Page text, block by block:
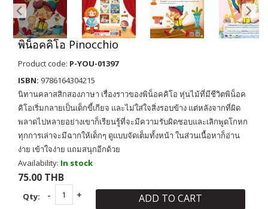
พิน็อคคิโอ Pinocchio
Product code: P-YOU-01397
ISBN: 9786164304215
นิทานคลาสสิกสองภาษา เรื่องราวของพิน็อคคิโอ หุ่นไม้ที่มีชีวิตพิน็อค
คิโอเริ่มกลายเป็นเด็กขี้เกียจ และไม่ใส่ใจสิ่งรอบข้าง แต่หลังจากที่ผิด
พลาดไปหลายอย่างเขาก็เรียนรู้ที่จะมีความรับผิดชอบและเลิกพูดโกหก
ทุกการเล่าจะมีฉากให้เด็กๆ ดูแบบจัดเต็มทั้งหน้า ในส่วนเนื้อหาก็อ่าน
ง่าย เข้าใจง่าย แถมสนุกอีกด้วย
Availability: In stock
75.00 THB
Qty: ADD TO CART